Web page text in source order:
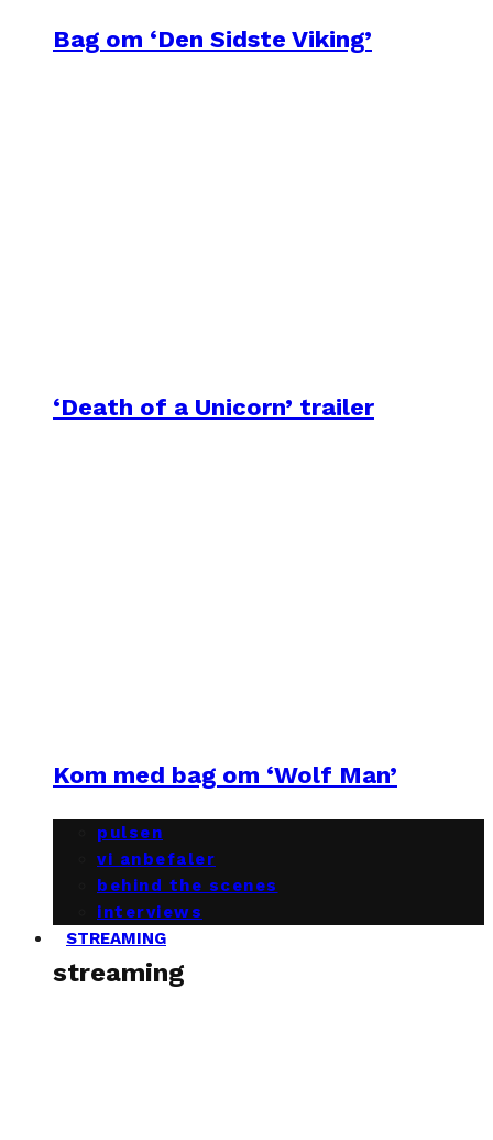
Bag om ‘Den Sidste Viking’
‘Death of a Unicorn’ trailer
Kom med bag om ‘Wolf Man’
pulsen
vi anbefaler
behind the scenes
interviews
STREAMING
streaming